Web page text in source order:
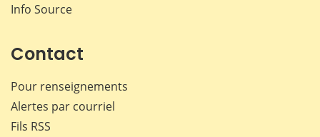
Info Source
Contact
Pour renseignements
Alertes par courriel
Fils RSS